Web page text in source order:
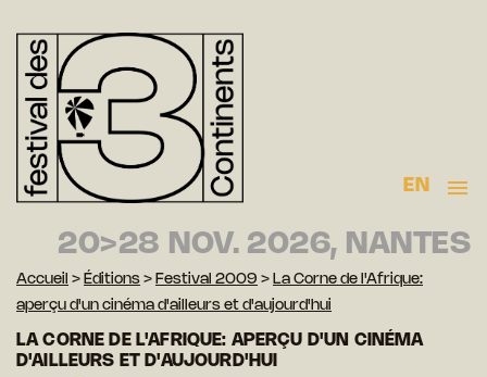
EN
20>28 NOV. 2026, NANTES
Accueil > Éditions > Festival 2009 > La Corne de l'Afrique:
aperçu d'un cinéma d'ailleurs et d'aujourd'hui
LA CORNE DE L'AFRIQUE: APERÇU D'UN CINÉMA
D'AILLEURS ET D'AUJOURD'HUI